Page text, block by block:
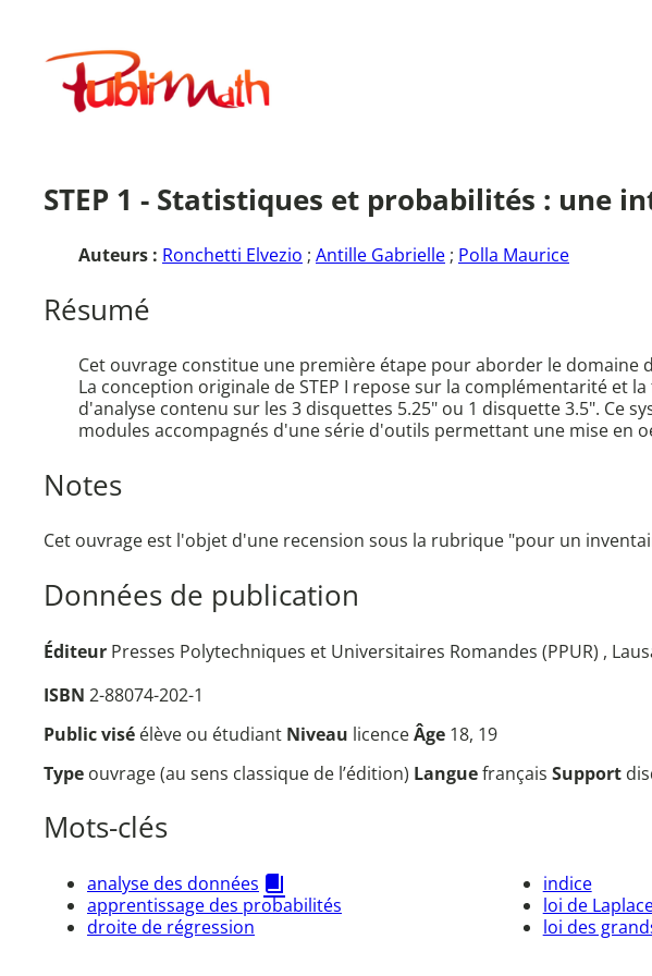
contenuPublimath
STEP 1 - Statistiques et probabilités : une
Auteurs : Ronchetti Elvezio ; Antille Gabrielle ; Polla Maurice
Résumé
Cet ouvrage constitue une première étape pour aborder le domaine
La conception originale de STEP I repose sur la complémentarité
d'analyse contenu sur les 3 disquettes 5.25" ou 1 disquette 3.5". Ce
modules accompagnés d'une série d'outils permettant une mise en
Notes
Cet ouvrage est l'objet d'une recension sous la rubrique "pour un
Données de publication
Éditeur Presses Polytechniques et Universitaires Romandes (PPUR) ,
ISBN 2-88074-202-1
Public visé élève ou étudiant Niveau licenceÂge 18, 19
Type ouvrage (au sens classique de l’édition) Languefrançais Support
Mots-clés
analyse des données
apprentissage des probabilités
droite de régression
indice
loi de
loi des